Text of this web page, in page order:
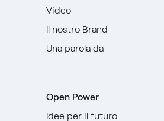
Video
Il nostro Brand
Una parola da
Open Power
Idee per il futuro